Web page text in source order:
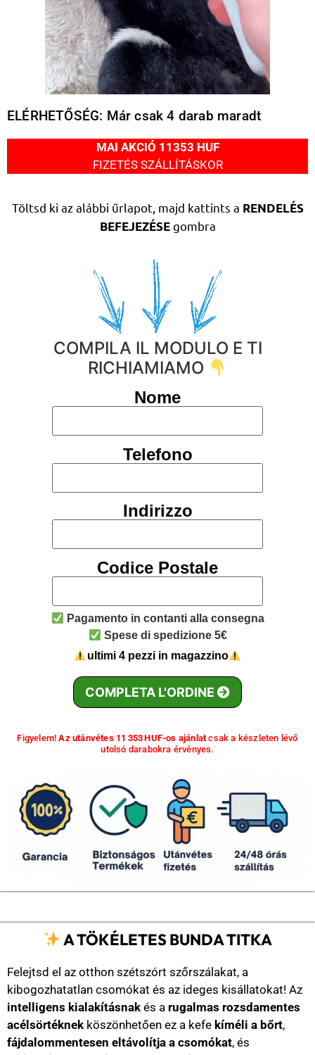
ELÉRHETŐSÉG: Már csak 4 darab maradt
MAI AKCIÓ 11353 HUF
FIZETÉS SZÁLLÍTÁSKOR
Töltsd ki az alábbi űrlapot, majd kattints a RENDELÉS
BEFEJEZÉSEgombra
COMPILA IL MODULO E TI
RICHIAMIAMO
Nome
Telefono
Indirizzo
Codice Postale
Pagamento in contanti alla consegna
Spese di spedizione 5€
ultimi 4 pezzi in magazzino
COMPLETA L'ORDINE
Figyelem!Az utánvétes 11 353 HUF-os ajánlat csak a készleten lévő
utolsó darabokra érvényes.
A TÖKÉLETES BUNDA TITKA
Felejtsd el az otthon szétszórt szőrszálakat, a
kibogozhatatlan csomókat és az ideges kisállatokat! Az
intelligens kialakításnak és a rugalmas rozsdamentes
acélsörtéknek köszönhetően ez a kefe kíméli a bőrt,
fájdalommentesen eltávolítja a csomókat, és